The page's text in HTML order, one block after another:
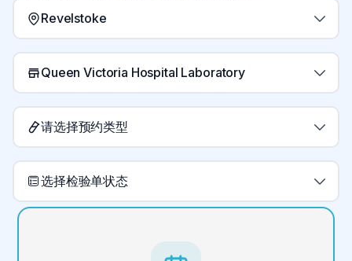
Revelstoke
Queen Victoria Hospital Laboratory
请选择预约类型
选择检验单状态